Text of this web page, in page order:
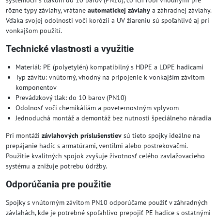
rôzne typy závlahy, vrátane automatickej závlahy a záhradnej závlahy.
Vďaka svojej odolnosti voči korózii a UV žiareniu sú spoľahlivé aj pri
vonkajšom použití.
Technické vlastnosti a využitie
Materiál: PE (polyetylén) kompatibilný s HDPE a LDPE hadicami
Typ závitu: vnútorný, vhodný na pripojenie k vonkajším závitom
komponentov
Prevádzkový tlak: do 10 barov (PN10)
Odolnosť voči chemikáliám a poveternostným vplyvom
Jednoduchá montáž a demontáž bez nutnosti špeciálneho náradia
Pri montáži závlahových príslušenstiev sú tieto spojky ideálne na
prepájanie hadíc s armatúrami, ventilmi alebo postrekovačmi.
Použitie kvalitných spojok zvyšuje životnosť celého zavlažovacieho
systému a znižuje potrebu údržby.
Odporúčania pre použitie
Spojky s vnútorným závitom PN10 odporúčame použiť v záhradných
závlahách, kde je potrebné spoľahlivo prepojiť PE hadice s ostatnými